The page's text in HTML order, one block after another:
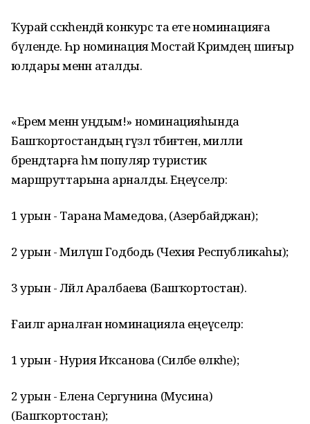
Ҡурай сәскәһендәй конкурс та ете номинацияға
бүленде. Һәр номинация Мостай Кәримдең шиғыр
юлдары менән аталды.
«Ерем менән уңдым!» номинацияһында
Башҡортостандың гүзәл тәбиғәтенә, милли
брендтарға һәм популяр туристик
маршруттарына арналды. Еңеүселәр:
1 урын - Тарана Мамедова, (Азербайджан);
2 урын - Миләүшә Годбодь (Чехия Республикаһы);
3 урын - Ләйлә Аралбаева (Башҡортостан).
Ғаиләгә арналған номинацияла еңеүселәр:
1 урын - Нурия Иҡсанова (Силәбе өлкәһе);
2 урын - Елена Сергунина (Мусина)
(Башҡортостан);